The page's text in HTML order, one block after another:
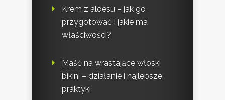
Krem z aloesu – jak go
przygotować i jakie ma
właściwości?
Maść na wrastające włoski
bikini – działanie i najlepsze
praktyki